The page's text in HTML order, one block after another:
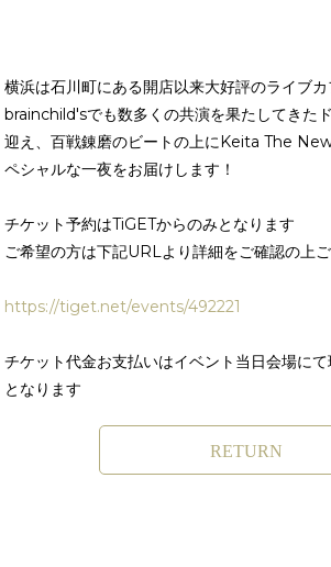
横浜は石川町にある開店以来大好評のライブカ
brainchild'sでも数多くの共演を果たしてきた
迎え、百戦錬磨のビートの上にKeita The
ペシャルな一夜をお届けします！
チケット予約はTiGETからのみとなります
ご希望の方は下記URLより詳細をご確認の上
https://tiget.net/events/492221
チケット代金お支払いはイベント当日会場に
となります
RETURN